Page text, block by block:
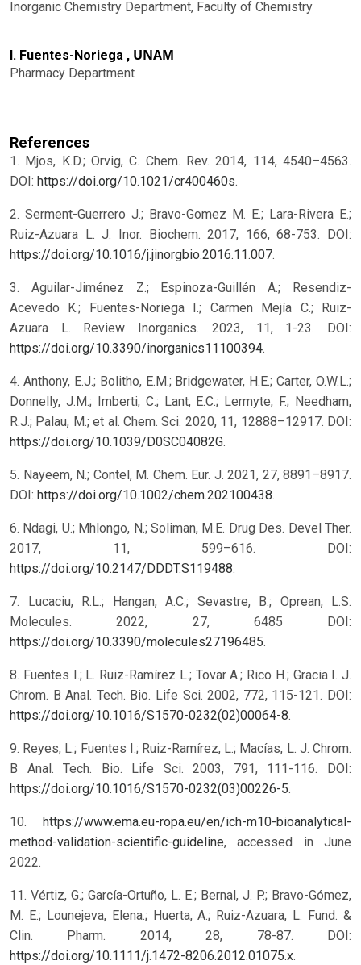
Inorganic Chemistry Department, Faculty of Chemistry
I. Fuentes-Noriega , UNAM
Pharmacy Department
References
1. Mjos, K.D.; Orvig, C. Chem. Rev. 2014, 114, 4540–4563.
DOI: https://doi.org/10.1021/cr400460s.
2. Serment-Guerrero J.; Bravo-Gomez M. E.; Lara-Rivera E.;
Ruiz-Azuara L. J. Inor. Biochem. 2017, 166, 68-753. DOI:
https://doi.org/10.1016/j.jinorgbio.2016.11.007.
3. Aguilar-Jiménez Z.; Espinoza-Guillén A.; Resendiz-
Acevedo K.; Fuentes-Noriega I.; Carmen Mejía C.; Ruiz-
Azuara L. Review Inorganics. 2023, 11, 1-23. DOI:
https://doi.org/10.3390/inorganics11100394.
4. Anthony, E.J.; Bolitho, E.M.; Bridgewater, H.E.; Carter, O.W.L.;
Donnelly, J.M.; Imberti, C.; Lant, E.C.; Lermyte, F.; Needham,
R.J.; Palau, M.; et al. Chem. Sci. 2020, 11, 12888–12917. DOI:
https://doi.org/10.1039/D0SC04082G.
5. Nayeem, N.; Contel, M. Chem. Eur. J. 2021, 27, 8891–8917.
DOI: https://doi.org/10.1002/chem.202100438.
6. Ndagi, U.; Mhlongo, N.; Soliman, M.E. Drug Des. Devel Ther.
2017, 11, 599–616. DOI:
https://doi.org/10.2147/DDDT.S119488.
7. Lucaciu, R.L.; Hangan, A.C.; Sevastre, B.; Oprean, L.S.
Molecules. 2022, 27, 6485 DOI:
https://doi.org/10.3390/molecules27196485.
8. Fuentes I.; L. Ruiz-Ramírez L.; Tovar A.; Rico H.; Gracia I. J.
Chrom. B Anal. Tech. Bio. Life Sci. 2002, 772, 115-121. DOI:
https://doi.org/10.1016/S1570-0232(02)00064-8.
9. Reyes, L.; Fuentes I.; Ruiz-Ramírez, L.; Macías, L. J. Chrom.
B Anal. Tech. Bio. Life Sci. 2003, 791, 111-116. DOI:
https://doi.org/10.1016/S1570-0232(03)00226-5.
10.
https://www.ema.eu-ropa.eu/en/ich-m10-bioanalytical-
method-validation-scientific-guideline, accessed in June
2022.
11. Vértiz, G.; García-Ortuño, L. E.; Bernal, J. P.; Bravo-Gómez,
M. E.; Lounejeva, Elena.; Huerta, A.; Ruiz-Azuara, L. Fund. &
Clin. Pharm. 2014, 28, 78-87. DOI:
https://doi.org/10.1111/j.1472-8206.2012.01075.x.